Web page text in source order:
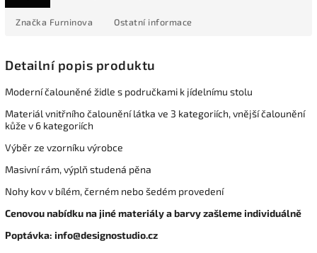
Značka Furninova Ostatní informace
Detailní popis produktu
Moderní čalouněné židle s područkami k jídelnímu stolu
Materiál vnitřního čalounění látka ve 3 kategoriích, vnější čalounění
kůže v 6 kategoriích
Výběr ze vzorníku výrobce
Masivní rám, výplň studená pěna
Nohy kov v bílém, černém nebo šedém provedení
Cenovou nabídku na jiné materiály a barvy zašleme individuálně
Poptávka: info@designostudio.cz